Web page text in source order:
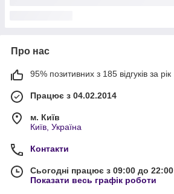
Про нас
95% позитивних з 185 відгуків за рік
Працює з 04.02.2014
м. Київ
Київ, Україна
Контакти
Сьогодні працює з 09:00 до 22:00
Показати весь графік роботи